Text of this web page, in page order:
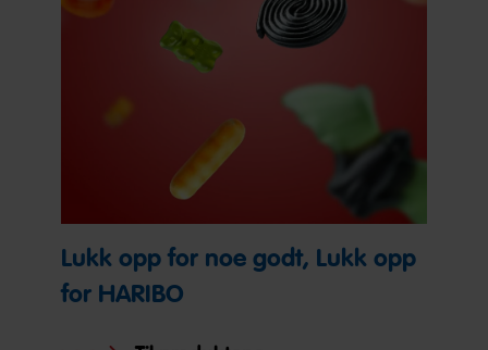
Lukk opp for noe godt, Lukk opp
for HARIBO